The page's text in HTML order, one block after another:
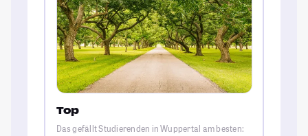
Top
Das gefällt Studierenden in Wuppertal am besten: